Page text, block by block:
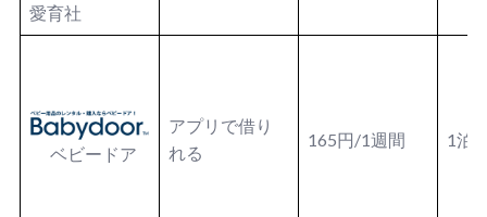
愛育社
ベビードア
アプリで借り
れる
165円/1週間 1泊